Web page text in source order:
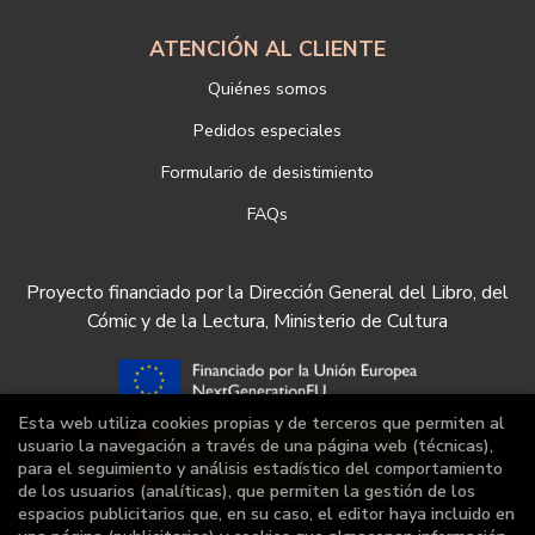
ATENCIÓN AL CLIENTE
Quiénes somos
Pedidos especiales
Formulario de desistimiento
FAQs
Proyecto financiado por la Dirección General del Libro, del
Cómic y de la Lectura, Ministerio de Cultura
Esta web utiliza cookies propias y de terceros que permiten al
usuario la navegación a través de una página web (técnicas),
para el seguimiento y análisis estadístico del comportamiento
de los usuarios (analíticas), que permiten la gestión de los
espacios publicitarios que, en su caso, el editor haya incluido en